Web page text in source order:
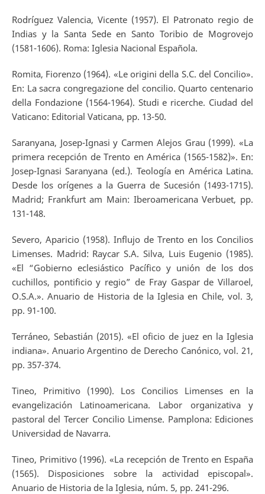
Rodríguez Valencia, Vicente (1957). El Patronato regio de
Indias y la Santa Sede en Santo Toribio de Mogrovejo
(1581-1606). Roma: Iglesia Nacional Española.
Romita, Fiorenzo (1964). «Le origini della S.C. del Concilio».
En: La sacra congregazione del concilio. Quarto centenario
della Fondazione (1564-1964). Studi e ricerche. Ciudad del
Vaticano: Editorial Vaticana, pp. 13-50.
Saranyana, Josep-Ignasi y Carmen Alejos Grau (1999). «La
primera recepción de Trento en América (1565-1582)». En:
Josep-Ignasi Saranyana (ed.). Teología en América Latina.
Desde los orígenes a la Guerra de Sucesión (1493-1715).
Madrid; Frankfurt am Main: Iberoamericana Verbuet, pp.
131-148.
Severo, Aparicio (1958). Influjo de Trento en los Concilios
Limenses. Madrid: Raycar S.A. Silva, Luis Eugenio (1985).
«El “Gobierno eclesiástico Pacífico y unión de los dos
cuchillos, pontificio y regio” de Fray Gaspar de Villaroel,
O.S.A.». Anuario de Historia de la Iglesia en Chile, vol. 3,
pp. 91-100.
Terráneo, Sebastián (2015). «El oficio de juez en la Iglesia
indiana». Anuario Argentino de Derecho Canónico, vol. 21,
pp. 357-374.
Tineo, Primitivo (1990). Los Concilios Limenses en la
evangelización Latinoamericana. Labor organizativa y
pastoral del Tercer Concilio Limense. Pamplona: Ediciones
Universidad de Navarra.
Tineo, Primitivo (1996). «La recepción de Trento en España
(1565). Disposiciones sobre la actividad episcopal».
Anuario de Historia de la Iglesia, núm. 5, pp. 241-296.